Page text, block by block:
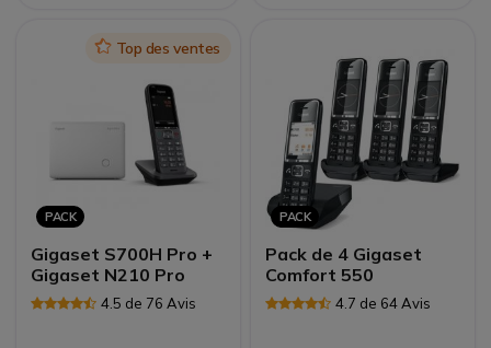
IconTop des ventes
PACK
Gigaset S700H Pro +
Gigaset N210 Pro
4.5 de 76 Avis
PACK
Pack de 4 Gigaset
Comfort 550
4.7 de 64 Avis